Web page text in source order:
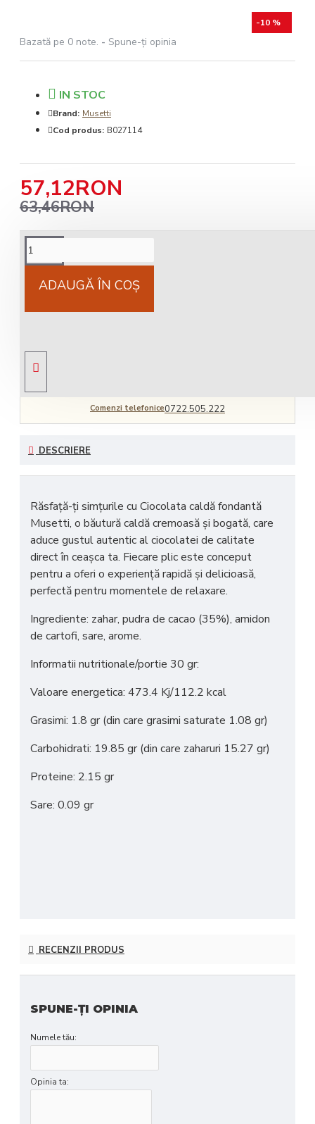
-10 %
Bazată pe 0 note. - Spune-ţi opinia
57,12RON
63,46RON
IN STOC
Brand: Musetti
Cod produs: B027114
ADAUGĂ ÎN COŞ
Cost livrareNational 25Lei locker 25 lei
Comenzi telefonice0722.505.222
DESCRIERE
Răsfață-ți simțurile cu Ciocolata caldă fondantă
Musetti, o băutură caldă cremoasă și bogată, care
aduce gustul autentic al ciocolatei de calitate
direct în ceașca ta. Fiecare plic este conceput
pentru a oferi o experiență rapidă și delicioasă,
perfectă pentru momentele de relaxare.
Ingrediente: zahar, pudra de cacao (35%), amidon
de cartofi, sare, arome.
Informatii nutritionale/portie 30 gr:
Valoare energetica: 473.4 Kj/112.2 kcal
Grasimi: 1.8 gr (din care grasimi saturate 1.08 gr)
Carbohidrati: 19.85 gr (din care zaharuri 15.27 gr)
Proteine: 2.15 gr
Sare: 0.09 gr
RECENZII PRODUS
SPUNE-ŢI OPINIA
Numele tău:
Opinia ta: